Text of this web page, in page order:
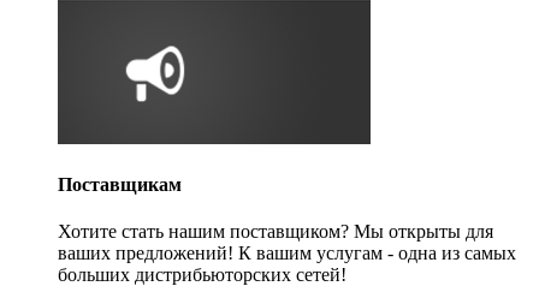
Поставщикам
Хотите стать нашим поставщиком? Мы открыты для
ваших предложений! К вашим услугам - одна из самых
больших дистрибьюторских сетей!